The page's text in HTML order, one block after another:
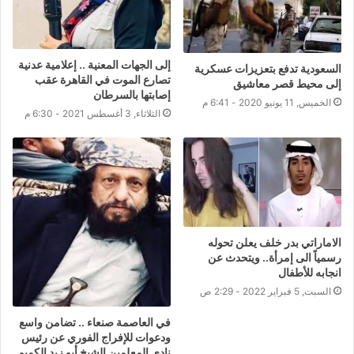
السعودية تدفع بتعزيزات عسكرية
إلى محيط قصر معاشيق
الخميس, 11 يونيو 2020 - 6:41 م
إلى الجهات المعنية .. إعلامية عدنية
تصارع الموت في القاهرة عقب
إصابتها بالسرطان
الثلاثاء, 3 أغسطس 2021 - 6:30 م
الاماراتي بدر خلف يعلن تحوله
رسمياً الى إمرأة.. ويتحدث عن
انجابه للأطفال
السبت, 5 فبراير 2022 - 2:29 ص
في العاصمة صنعاء .. تضامن واسع
ودعوات للإفراج الفوري عن رئيس